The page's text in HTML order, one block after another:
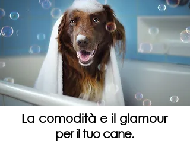
La comodità e il glamour
per il tuo cane.